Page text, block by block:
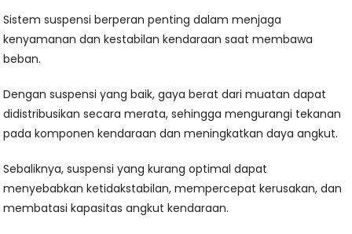
Sistem suspensi berperan penting dalam menjaga
kenyamanan dan kestabilan kendaraan saat membawa
beban.
Dengan suspensi yang baik, gaya berat dari muatan dapat
didistribusikan secara merata, sehingga mengurangi tekanan
pada komponen kendaraan dan meningkatkan daya angkut.
Sebaliknya, suspensi yang kurang optimal dapat
menyebabkan ketidakstabilan, mempercepat kerusakan, dan
membatasi kapasitas angkut kendaraan.